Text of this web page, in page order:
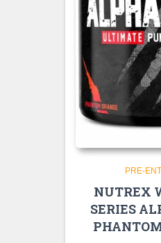
PRE-
NUTREX
SERIES